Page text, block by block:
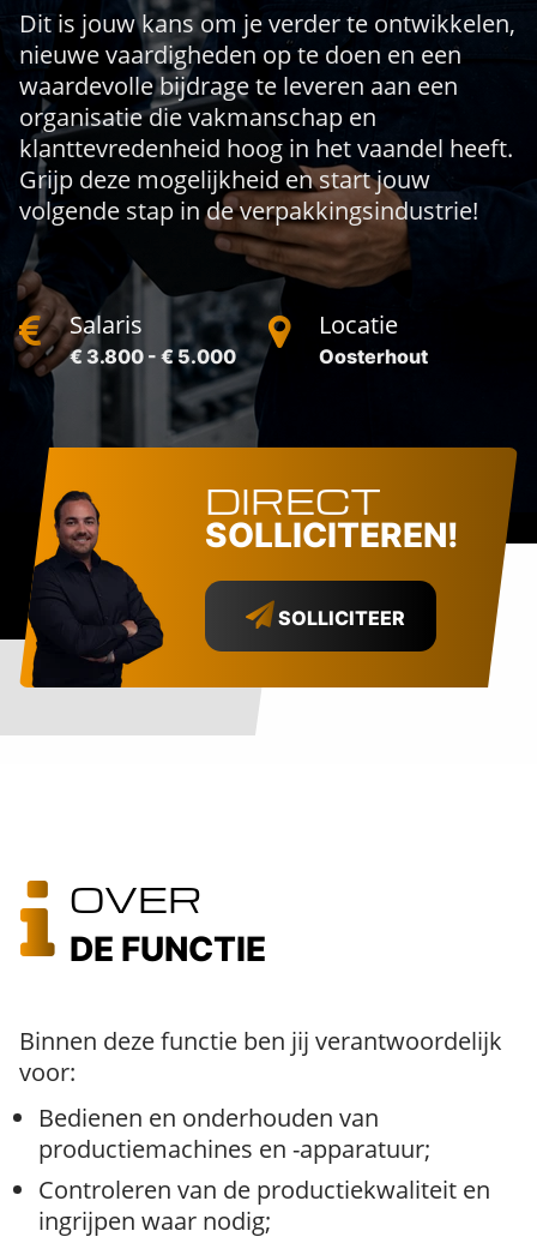
Dit is jouw kans om je verder te ontwikkelen,
nieuwe vaardigheden op te doen en een
waardevolle bijdrage te leveren aan een
organisatie die vakmanschap en
klanttevredenheid hoog in het vaandel heeft.
Grijp deze mogelijkheid en start jouw
volgende stap in de verpakkingsindustrie!
Salaris
€ 3.800 - € 5.000
Locatie
Oosterhout
DIRECT
SOLLICITEREN!
SOLLICITEER
OVER
DE FUNCTIE
Binnen deze functie ben jij verantwoordelijk
voor:
Bedienen en onderhouden van
productiemachines en -apparatuur;
Controleren van de productiekwaliteit en
ingrijpen waar nodig;